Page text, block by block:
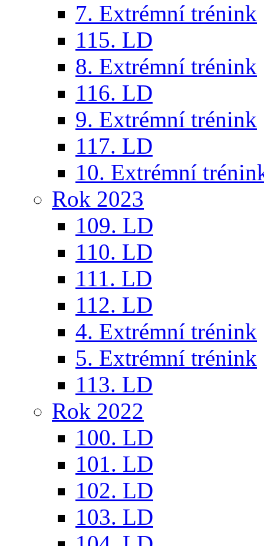
7. Extrémní trénink
115. LD
8. Extrémní trénink
116. LD
9. Extrémní trénink
117. LD
10. Extrémní
Rok 2023
109. LD
110. LD
111. LD
112. LD
4. Extrémní trénink
5. Extrémní trénink
113. LD
Rok 2022
100. LD
101. LD
102. LD
103. LD